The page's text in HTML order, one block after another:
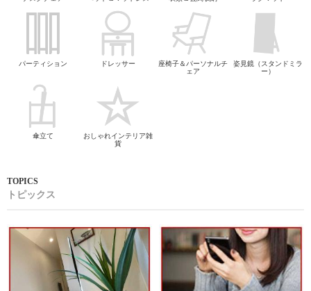
パーティション ドレッサー
座椅子＆パーソナルチ
ェア
姿見鏡（スタンドミラ
ー）
傘立て
おしゃれインテリア雑
貨
トピックス